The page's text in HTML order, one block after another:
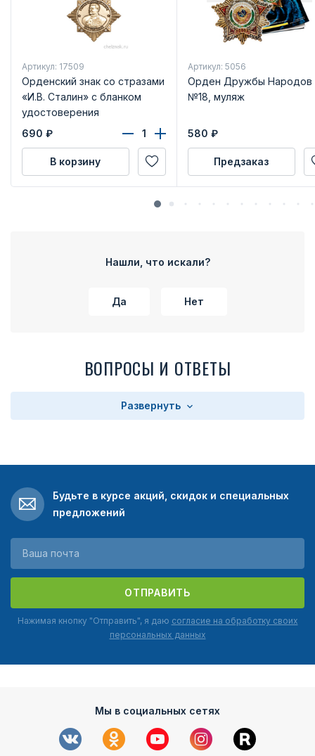
Артикул: 17509
Орденский знак со стразами
«И.В. Сталин» с бланком
удостоверения
690 ₽
В корзину
Артикул: 5056
Орден Дружбы Народов
№18, муляж
580 ₽
Предзаказ
Нашли, что искали?
Да Нет
ВОПРОСЫ И ОТВЕТЫ
Развернуть
Будьте в курсе акций, скидок и специальных
предложений
ОТПРАВИТЬ
Нажимая кнопку "Отправить", я даю согласие на обработку своих
персональных данных
Мы в социальных сетях